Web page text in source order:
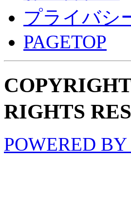
プライバシ
PAGETOP
RIGHTS
POWERED